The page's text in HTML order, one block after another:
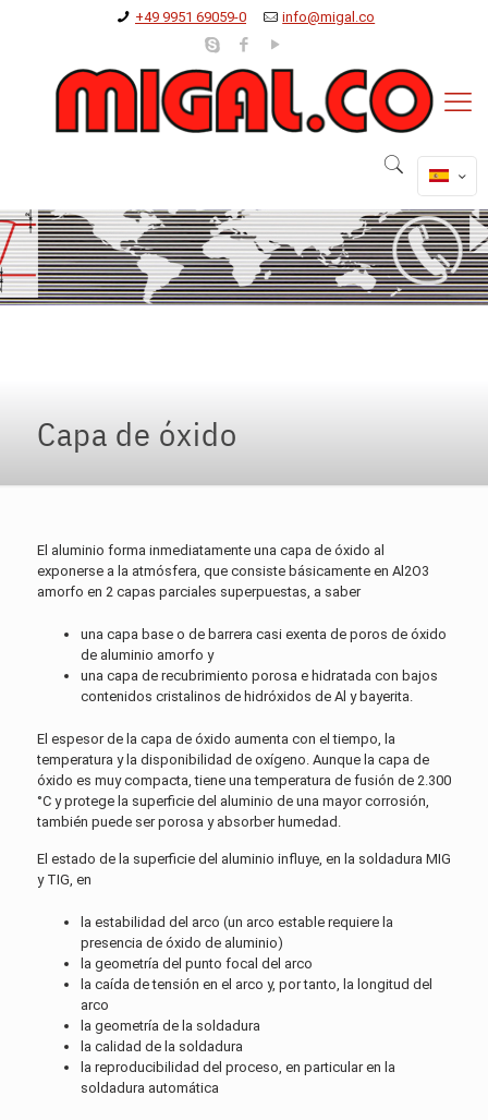
+49 9951 69059-0 info@migal.co
Capa de óxido
El aluminio forma inmediatamente una capa de óxido al
exponerse a la atmósfera, que consiste básicamente en Al2O3
amorfo en 2 capas parciales superpuestas, a saber
una capa base o de barrera casi exenta de poros de óxido
de aluminio amorfo y
una capa de recubrimiento porosa e hidratada con bajos
contenidos cristalinos de hidróxidos de Al y bayerita.
El espesor de la capa de óxido aumenta con el tiempo, la
temperatura y la disponibilidad de oxígeno. Aunque la capa de
óxido es muy compacta, tiene una temperatura de fusión de 2.300
°C y protege la superficie del aluminio de una mayor corrosión,
también puede ser porosa y absorber humedad.
El estado de la superficie del aluminio influye, en la soldadura MIG
y TIG, en
la estabilidad del arco (un arco estable requiere la
presencia de óxido de aluminio)
la geometría del punto focal del arco
la caída de tensión en el arco y, por tanto, la longitud del
arco
la geometría de la soldadura
la calidad de la soldadura
la reproducibilidad del proceso, en particular en la
soldadura automática